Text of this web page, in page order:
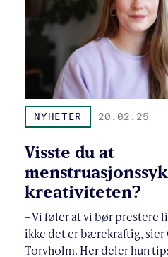
NYHETER 20.02.25
Visste du at
kreativiteten?
– Vi føler at vi bør prestere
ikke det er bærekraftig, sier
Torvholm. Her deler hun